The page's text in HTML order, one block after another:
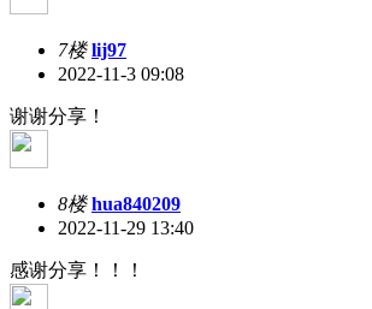
7楼 lij97
2022-11-3 09:08
谢谢分享！
8楼 hua840209
2022-11-29 13:40
感谢分享！！！